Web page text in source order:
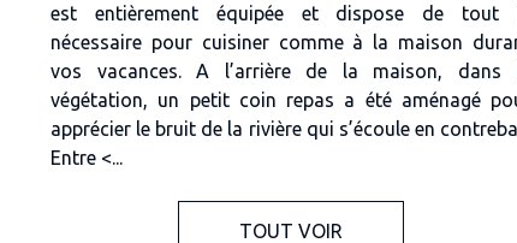
est entièrement équipée et dispose de tout
nécessaire pour cuisiner comme à la maison
vos vacances . A l’arrière de la maison, dans
végétation, un petit coin repas a été aménagé
apprécier le bruit de la rivière qui s’écoule en
Entre <...
TOUT VOIR